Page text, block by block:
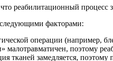
реабилитационный процесс
следующими факторами:
операции (например,
малотравматичен, поэтому
тканей замедляется,